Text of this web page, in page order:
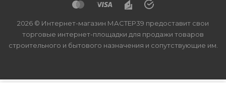
2026 © Интернет-магазин МАСТЕР39 предоставит свои
торговые интернет-площадки для продажи товаров
строительного и бытового назначения и сопутствующие им.